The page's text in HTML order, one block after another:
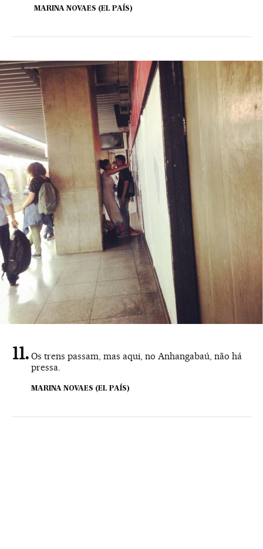
MARINA NOVAES (EL PAÍS)
Os trens passam, mas aqui, no Anhangabaú, não há
pressa.
MARINA NOVAES (EL PAÍS)